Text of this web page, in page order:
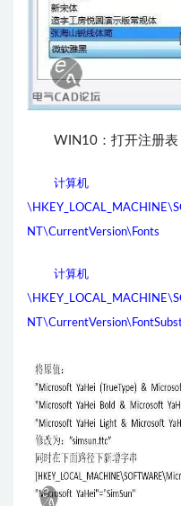
WIN10：打开注册
计算机
NT\CurrentVersion\Fonts
计算机